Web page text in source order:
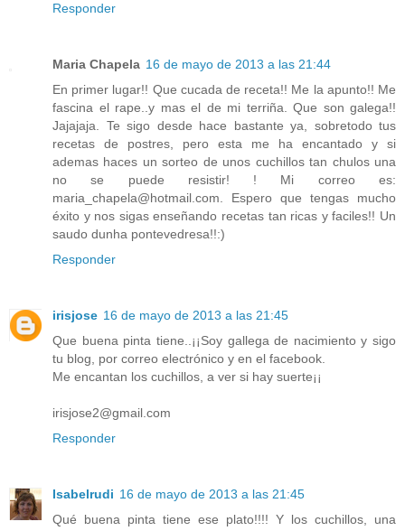
Responder
Maria Chapela 16 de mayo de 2013 a las 21:44
En primer lugar!! Que cucada de receta!! Me la apunto!! Me
fascina el rape..y mas el de mi terriña. Que son galega!!
Jajajaja. Te sigo desde hace bastante ya, sobretodo tus
recetas de postres, pero esta me ha encantado y si
ademas haces un sorteo de unos cuchillos tan chulos una
no se puede resistir! ! Mi correo es:
maria_chapela@hotmail.com. Espero que tengas mucho
éxito y nos sigas enseñando recetas tan ricas y faciles!! Un
saudo dunha pontevedresa!!:)
Responder
irisjose 16 de mayo de 2013 a las 21:45
Que buena pinta tiene..¡¡Soy gallega de nacimiento y sigo
tu blog, por correo electrónico y en el facebook.
Me encantan los cuchillos, a ver si hay suerte¡¡
irisjose2@gmail.com
Responder
Isabelrudi 16 de mayo de 2013 a las 21:45
Qué buena pinta tiene ese plato!!!! Y los cuchillos, una